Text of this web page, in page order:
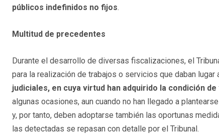
públicos indefinidos no fijos.
Multitud de precedentes
Durante el desarrollo de diversas fiscalizaciones, el
para la realización de trabajos o servicios que daban lugar
judiciales, en cuya virtud han adquirido la condición
algunas ocasiones, aun cuando no han llegado a
y, por tanto, deben adoptarse también las oportunas
las detectadas se repasan con detalle por el Tribunal.